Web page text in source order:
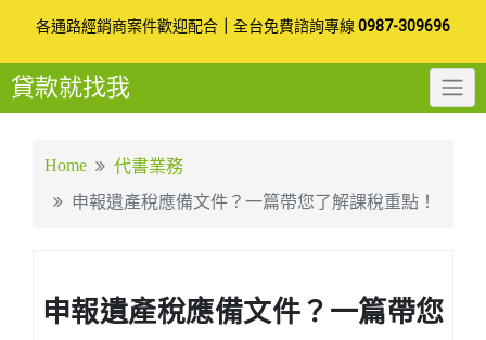
to
content
各通路經銷商案件歡迎配合 全台免費諮詢專線 0987-309696
貸款就找我
Home
代書業務
申報遺產稅應備文件？一篇帶您了解課稅重點！
申報遺產稅應備文件？一篇帶您